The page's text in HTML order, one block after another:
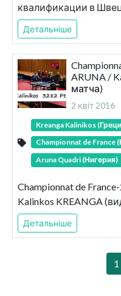
квалификации в
Детальніше
ARUNA /
матча)
2 квіт 2016
Kreanga Kalinikos
Championnat de France
Aruna Quadri (Нигерия)
Championnat de
Kalinkos KREANGA
Детальніше
1